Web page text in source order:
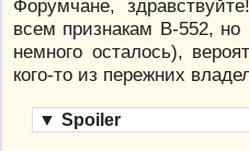
Форумчане,
всем признакам В-552,
немного осталось),
кого-то из пережних
▼ Spoiler